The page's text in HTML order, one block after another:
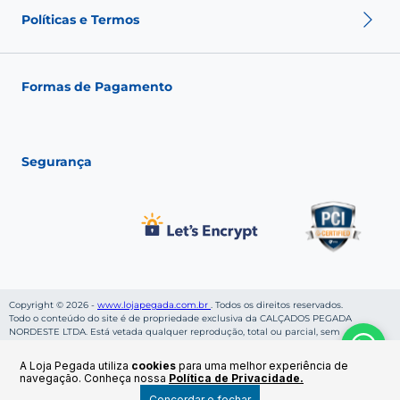
A Loja Pegada utiliza cookies para uma melhor experiência de
navegação. Conheça nossa Política de Privacidade.
Nossas Lojas
Fale conosco
Fashion Club
Políticas e Termos
Política de Troca
Política de Privacidade
Formas de Pagamento
Segurança
Copyright © 2026 - www.lojapegada.com.br . Todos os direitos reservados.
Todo o conteúdo do site é de propriedade exclusiva da CALÇADOS PEGADA
NORDESTE LTDA. Está vetada qualquer reprodução, total ou parcial, sem
pagamentos válidos enquanto durar os estoques. CALÇADOS PEGADA NORDESTE
LTDA, inscrito sob CNPJ: 06.269.953/0001-36, localizado na Rua Cruzeiro da Rocha,
S/N - Bairro Cruzeiro - CEP: 46800-000 - Ruy Barbosa - BA.